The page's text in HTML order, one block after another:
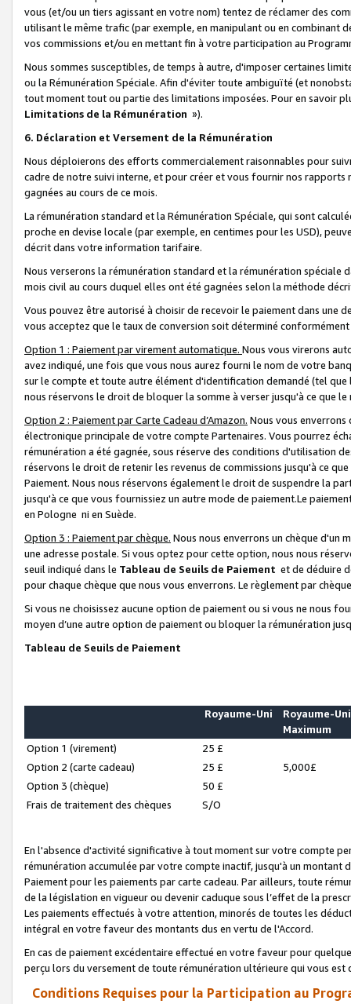
vous (et/ou un tiers agissant en votre nom) tentez de réclamer des
utilisant le même trafic (par exemple, en manipulant ou en combinant
vos commissions et/ou en mettant fin à votre participation au
Nous sommes susceptibles, de temps à autre, d'imposer certaines
ou la Rémunération Spéciale. Afin d'éviter toute ambiguïté (et
tout moment tout ou partie des limitations imposées. Pour en savoir
Limitations de la Rémunération »).
6. Déclaration et Versement de la Rémunération
Nous déploierons des efforts commercialement raisonnables pour
cadre de notre suivi interne, et pour créer et vous fournir nos
gagnées au cours de ce mois.
La rémunération standard et la Rémunération Spéciale, qui sont
proche en devise locale (par exemple, en centimes pour les USD),
décrit dans votre information tarifaire.
Nous verserons la rémunération standard et la rémunération spéciale
mois civil au cours duquel elles ont été gagnées selon la méthode
Vous pouvez être autorisé à choisir de recevoir le paiement dans une
vous acceptez que le taux de conversion soit déterminé
Option 1 : Paiement par virement automatique. Nous vous virerons
avez indiqué, une fois que vous nous aurez fourni le nom de votre
sur le compte et toute autre élément d'identification demandé (tel que
nous réservons le droit de bloquer la somme à verser jusqu'à ce que
Option 2 : Paiement par Carte Cadeau d’Amazon. Nous vous
électronique principale de votre compte Partenaires. Vous pourrez
rémunération a été gagnée, sous réserve des conditions d'utilisation
réservons le droit de retenir les revenus de commissions jusqu'à ce
Paiement. Nous nous réservons également le droit de suspendre la
jusqu'à ce que vous fournissiez un autre mode de paiement.Le
en Pologne ni en Suède.
Option 3 : Paiement par chèque. Nous nous enverrons un chèque d'un
une adresse postale. Si vous optez pour cette option, nous nous
seuil indiqué dans le Tableau de Seuils de Paiement et de déduire
pour chaque chèque que nous vous enverrons. Le règlement par
Si vous ne choisissez aucune option de paiement ou si vous ne nous
moyen d’une autre option de paiement ou bloquer la rémunération
Tableau de Seuils de Paiement
Royaume-Uni
Royaume-Uni
Maximum
Option 1 (virement)
25 £
Option 2 (carte cadeau)
25 £
5,000£
Option 3 (chèque)
50 £
Frais de traitement des chèques
S/O
En l'absence d'activité significative à tout moment sur votre compte
rémunération accumulée par votre compte inactif, jusqu'à un montant
Paiement pour les paiements par carte cadeau. Par ailleurs, toute
de la législation en vigueur ou devenir caduque sous l’effet de la
Les paiements effectués à votre attention, minorés de toutes les
intégral en votre faveur des montants dus en vertu de l'Accord.
En cas de paiement excédentaire effectué en votre faveur pour
perçu lors du versement de toute rémunération ultérieure qui vous est
Conditions Requises pour la Participation au